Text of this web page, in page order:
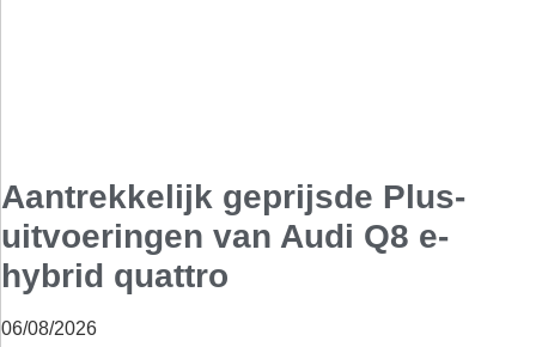
Aantrekkelijk geprijsde Plus-
uitvoeringen van Audi Q8 e-
hybrid quattro
06/08/2026